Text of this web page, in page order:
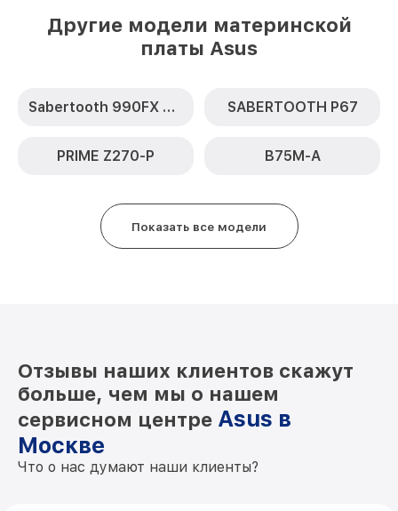
Другие модели материнской
платы Asus
Sabertooth 990FX R2.0 SABERTOOTH P67
PRIME Z270-P B75M-A
Показать все модели
Отзывы наших клиентов скажут
больше, чем мы о нашем
сервисном центре Asus в
Москве
Что о нас думают наши клиенты?